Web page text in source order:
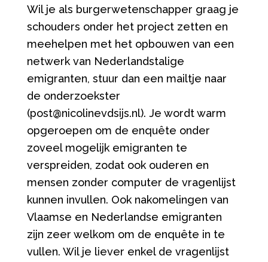
Wil je als burgerwetenschapper graag je
schouders onder het project zetten en
meehelpen met het opbouwen van een
netwerk van Nederlandstalige
emigranten, stuur dan een mailtje naar
de onderzoekster
(post@nicolinevdsijs.nl). Je wordt warm
opgeroepen om de enquête onder
zoveel mogelijk emigranten te
verspreiden, zodat ook ouderen en
mensen zonder computer de vragenlijst
kunnen invullen. Ook nakomelingen van
Vlaamse en Nederlandse emigranten
zijn zeer welkom om de enquête in te
vullen. Wil je liever enkel de vragenlijst